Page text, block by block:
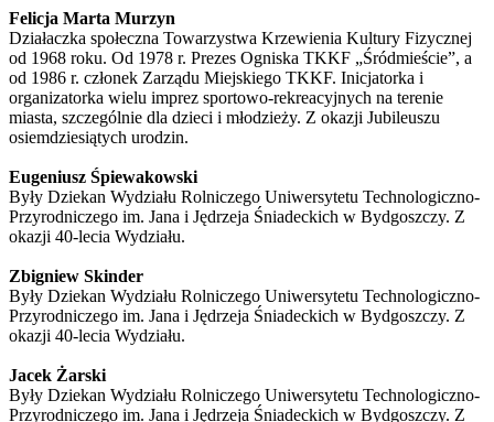
Felicja Marta Murzyn
Działaczka społeczna Towarzystwa Krzewienia Kultury Fizycznej
od 1968 roku. Od 1978 r. Prezes Ogniska TKKF „Śródmieście”, a
od 1986 r. członek Zarządu Miejskiego TKKF. Inicjatorka i
organizatorka wielu imprez sportowo-rekreacyjnych na terenie
miasta, szczególnie dla dzieci i młodzieży. Z okazji Jubileuszu
osiemdziesiątych urodzin.
Eugeniusz Śpiewakowski
Były Dziekan Wydziału Rolniczego Uniwersytetu Technologiczno-
Przyrodniczego im. Jana i Jędrzeja Śniadeckich w Bydgoszczy. Z
okazji 40-lecia Wydziału.
Zbigniew Skinder
Były Dziekan Wydziału Rolniczego Uniwersytetu Technologiczno-
Przyrodniczego im. Jana i Jędrzeja Śniadeckich w Bydgoszczy. Z
okazji 40-lecia Wydziału.
Jacek Żarski
Były Dziekan Wydziału Rolniczego Uniwersytetu Technologiczno-
Przyrodniczego im. Jana i Jędrzeja Śniadeckich w Bydgoszczy. Z